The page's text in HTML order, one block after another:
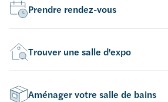
Prendre rendez-vous
Trouver une salle d'expo
Aménager votre salle de bains